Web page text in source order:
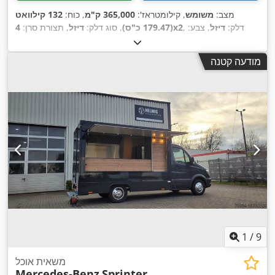
מצב: משומש, קילומטראז': 365,000 ק"מ , כוח:
132 קילוואט
(179.47 כ"ס)
, סוג דלק: דיזל, תצורת סרן: 4x2 , דלק: דיזל, צבע:
, דרגת פליטה:
ציוד:בקרת אחיזה, ויסות חשמלי של חלונות, כרית אוויר, מיזוג
מודעה קטנה
1 /9
משאית אוכל